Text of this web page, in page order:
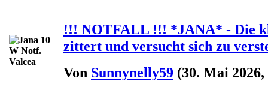
!!! NOTFALL !!! *JANA* - Die
zittert und versucht sich zu
Von Sunnynelly59 (30. Mai 2026,